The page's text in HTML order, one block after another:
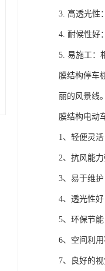
3. 高透光性
4. 耐候性好
5. 易施工：
膜结构停车
丽的风景线。
膜结构电动
1、轻便灵
2、抗风能
3、易于维
4、透光性
5、环保节
6、空间利
7、良好的